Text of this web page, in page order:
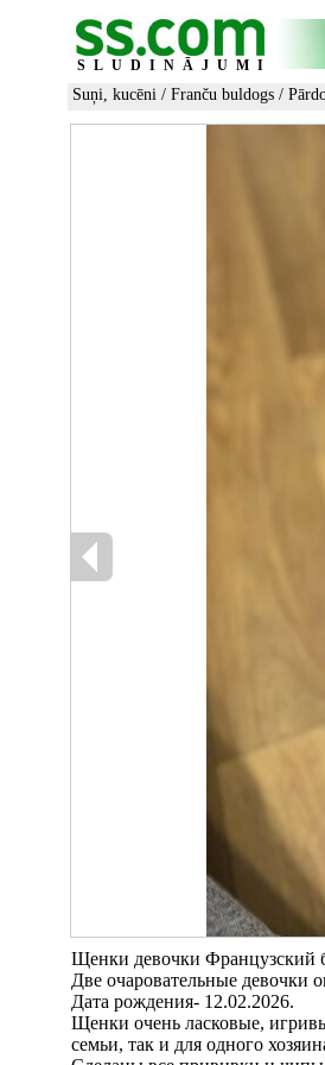
SLUDINĀJUMI
Suņi, kucēni / Franču buldogs /
Щенки девочки Французский
Две очаровательные девочки
Дата рождения- 12.02.2026.
Щенки очень ласковые,
семьи, так и для одного